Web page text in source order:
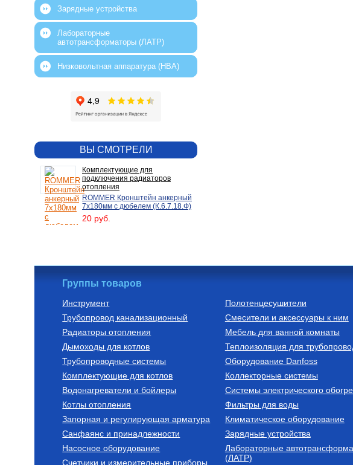
Зарядные устройства
Лабораторные
автотрансформаторы (ЛАТР)
Низковольтная аппаратура (НВА)
ВЫ СМОТРЕЛИ
Комплектующие для
подключения радиаторов
отопления
ROMMER Кронштейн анкерный
7х180мм с дюбелем (К.6.7.18.Ф)
20 руб.
Группы товаров
Инструмент
Трубопровод канализационный
Радиаторы отопления
Дымоходы для котлов
Трубопроводные системы
Комплектующие для котлов
Водонагреватели и бойлеры
Котлы отопления
Запорная и регулирующая арматура
Санфаянс и принадлежности
Насосное оборудование
Счетчики и измерительные приборы
Полотенцесушители
Смесители и аксессуары к ним
Мебель для ванной комнаты
Теплоизоляция для
Оборудование Danfoss
Коллекторные системы
Системы электрического
Фильтры для воды
Климатическое оборудование
Зарядные устройства
Лабораторные
(ЛАТР)